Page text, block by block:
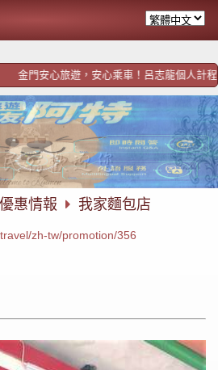
金門安心旅遊，安心乘車！呂志龍個人計程
優惠情報 我家麵包店
zh-tw/promotion/356